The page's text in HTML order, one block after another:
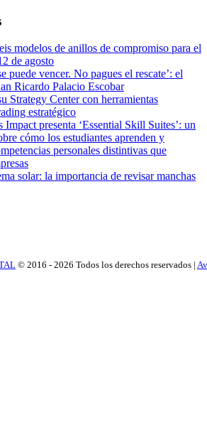
modelos de anillos de compromiso para el
de agosto
puede vencer. No pagues el rescate’: el
Ricardo Palacio Escobar
Strategy Center con herramientas
estratégico
Impact presenta ‘Essential Skill Suites’: un
cómo los estudiantes aprenden y
personales distintivas que
solar: la importancia de revisar manchas
© 2016 - 2026 Todos los derechos reservados |